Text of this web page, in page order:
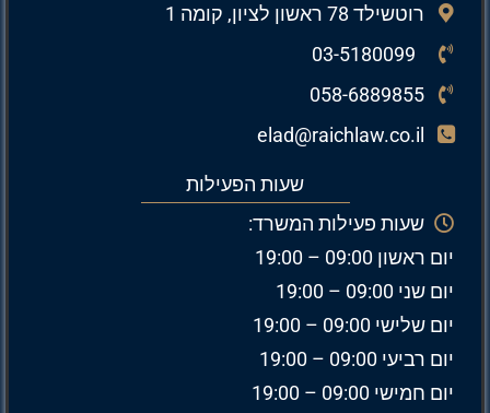
רוטשילד 78 ראשון לציון, קומה 1
058-6889855
elad@raichlaw.co.il
שעות הפעילות
שעות פעילות המשרד:
יום ראשון 09:00 – 19:00
יום שני 09:00 – 19:00
יום שלישי 09:00 – 19:00
יום רביעי 09:00 – 19:00
יום חמישי 09:00 – 19:00